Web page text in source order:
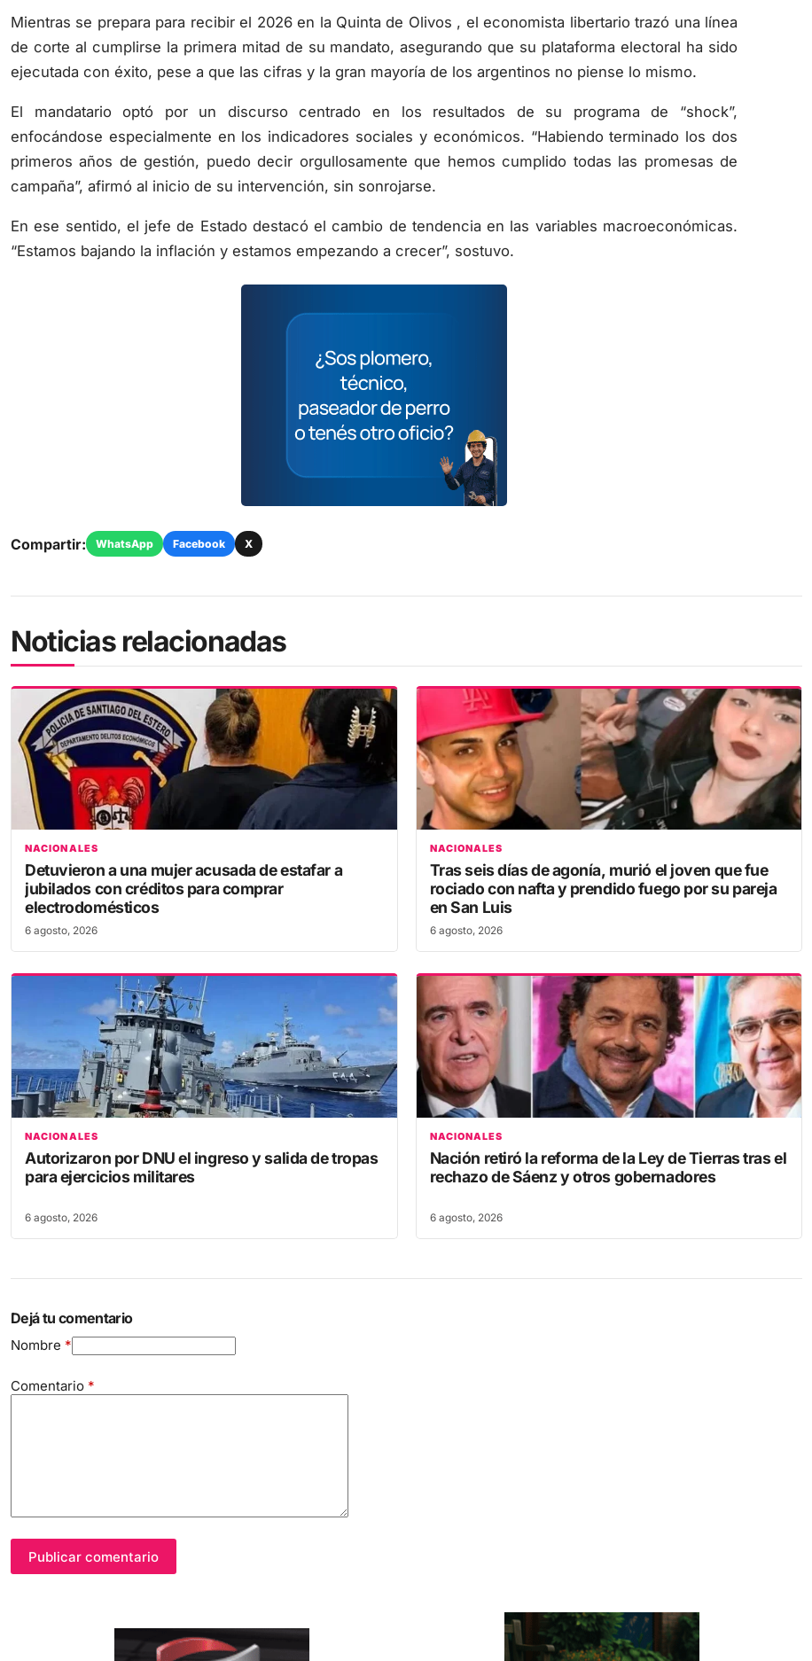
Mientras se prepara para recibir el 2026 en la Quinta de Olivos , el economista libertario trazó una línea
de corte al cumplirse la primera mitad de su mandato, asegurando que su plataforma electoral ha sido
ejecutada con éxito, pese a que las cifras y la gran mayoría de los argentinos no piense lo mismo.
El mandatario optó por un discurso centrado en los resultados de su programa de “shock”,
enfocándose especialmente en los indicadores sociales y económicos. “Habiendo terminado los dos
primeros años de gestión, puedo decir orgullosamente que hemos cumplido todas las promesas de
campaña”, afirmó al inicio de su intervención, sin sonrojarse.
En ese sentido, el jefe de Estado destacó el cambio de tendencia en las variables macroeconómicas.
“Estamos bajando la inflación y estamos empezando a crecer”, sostuvo.
Compartir: WhatsApp Facebook X
Noticias relacionadas
NACIONALES
Detuvieron a una mujer acusada de estafar a
jubilados con créditos para comprar
electrodomésticos
6 agosto, 2026
NACIONALES
Tras seis días de agonía, murió el joven que fue
rociado con nafta y prendido fuego por su pareja
en San Luis
6 agosto, 2026
NACIONALES
Autorizaron por DNU el ingreso y salida de tropas
para ejercicios militares
6 agosto, 2026
NACIONALES
Nación retiró la reforma de la Ley de Tierras tras el
rechazo de Sáenz y otros gobernadores
6 agosto, 2026
Dejá tu comentario
Nombre *
Comentario *
Publicar comentario